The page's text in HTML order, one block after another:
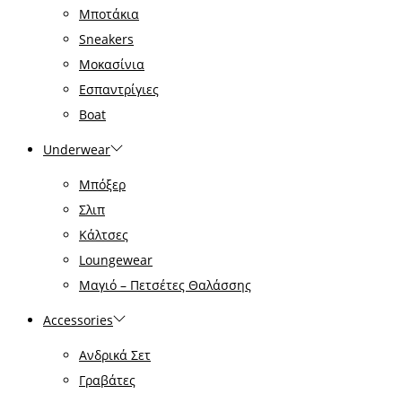
Μποτάκια
Sneakers
Μοκασίνια
Εσπαντρίγιες
Boat
Underwear
Μπόξερ
Σλιπ
Κάλτσες
Loungewear
Μαγιό – Πετσέτες Θαλάσσης
Accessories
Ανδρικά Σετ
Γραβάτες